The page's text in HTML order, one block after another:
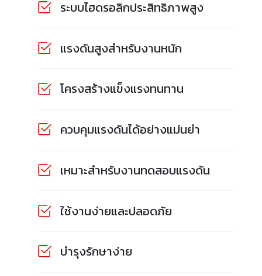
ระบบไฮดรอลิกประสิทธิภาพสูง
แรงดันสูงสำหรับงานหนัก
โครงสร้างแข็งแรงทนทาน
ควบคุมแรงดันได้อย่างแม่นยำ
เหมาะสำหรับงานทดสอบแรงดัน
ใช้งานง่ายและปลอดภัย
บำรุงรักษาง่าย